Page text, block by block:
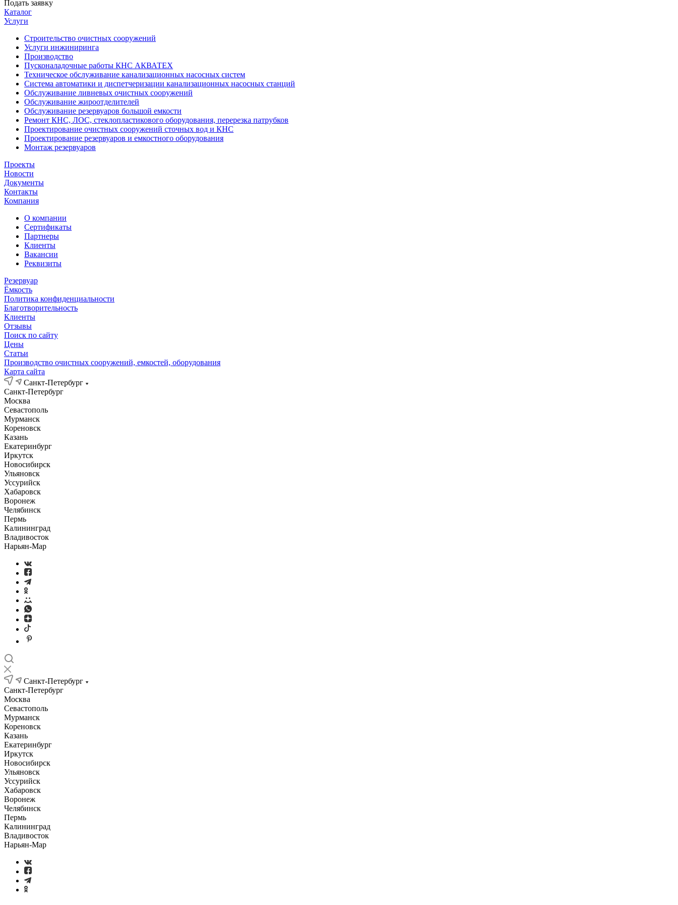
Подать заявку
Каталог
Услуги
Строительство очистных сооружений
Услуги инжиниринга
Производство
Пусконаладочные работы КНС АКВАТЕХ
Техническое обслуживание канализационных насосных систем
Система автоматики и диспетчеризации канализационных насосных станций
Обслуживание ливневых очистных сооружений
Обслуживание жироотделителей
Обслуживание резервуаров большой емкости
Ремонт КНС, ЛОС, стеклопластикового оборудования, перерезка патрубков
Проектирование очистных сооружений сточных вод и КНС
Проектирование резервуаров и емкостного оборудования
Монтаж резервуаров
Проекты
Новости
Документы
Контакты
Компания
О компании
Сертификаты
Партнеры
Клиенты
Вакансии
Реквизиты
Резервуар
Ёмкость
Политика конфиденциальности
Благотворительность
Клиенты
Отзывы
Поиск по сайту
Цены
Статьи
Производство очистных сооружений, емкостей, оборудования
Карта сайта
Санкт-Петербург
Санкт-Петербург
Москва
Севастополь
Мурманск
Кореновск
Казань
Екатеринбург
Иркутск
Новосибирск
Ульяновск
Уссурийск
Хабаровск
Воронеж
Челябинск
Пермь
Калининград
Владивосток
Нарьян-Мар
Санкт-Петербург
Санкт-Петербург
Москва
Севастополь
Мурманск
Кореновск
Казань
Екатеринбург
Иркутск
Новосибирск
Ульяновск
Уссурийск
Хабаровск
Воронеж
Челябинск
Пермь
Калининград
Владивосток
Нарьян-Мар